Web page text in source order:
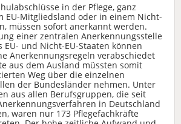
in der Pflege, ganz
EU-Mitgliedsland oder in einem Nicht-
müssen sofort anerkannt werden.
einer zentralen Anerkennungsstelle
EU- und Nicht-EU-Staaten können
Anerkennungsregeln verabschiedet
aus dem Ausland müssten somit
Weg über die einzelnen
der Bundesländer nehmen. Unter
aus allen Berufsgruppen, die seit
in Deutschland
waren nur 173 Pflegefachkräfte